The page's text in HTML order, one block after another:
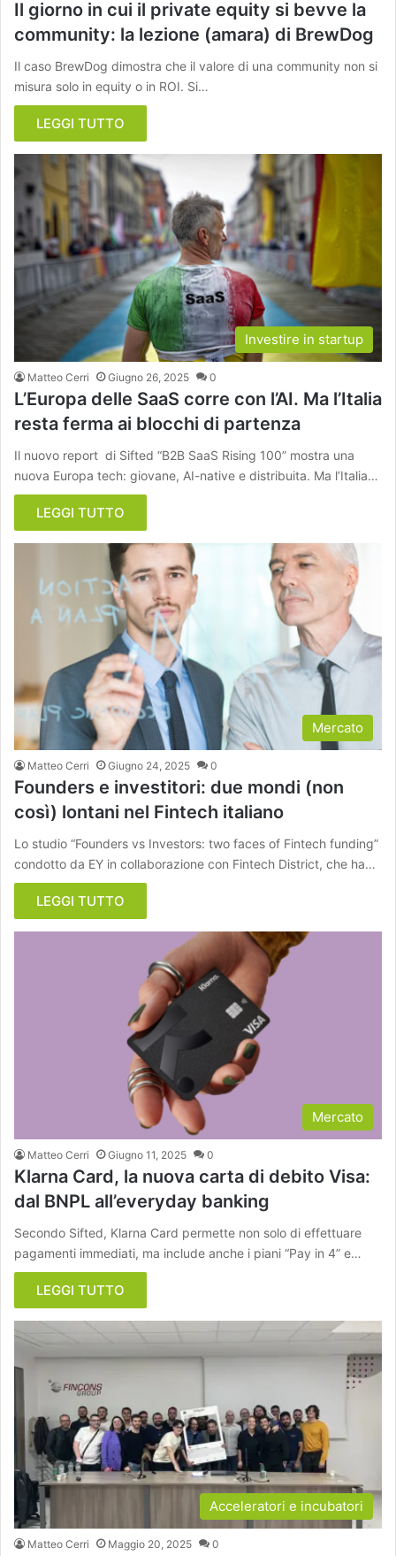
Il giorno in cui il private equity si bevve la
community: la lezione (amara) di BrewDog
Il caso BrewDog dimostra che il valore di una community non si
misura solo in equity o in ROI. Si…
LEGGI TUTTO
Investire in startup
Matteo Cerri Giugno 26, 2025 0
L’Europa delle SaaS corre con l’AI. Ma l’Italia
resta ferma ai blocchi di partenza
Il nuovo report di Sifted “B2B SaaS Rising 100” mostra una
nuova Europa tech: giovane, AI-native e distribuita. Ma l’Italia…
LEGGI TUTTO
Mercato
Matteo Cerri Giugno 24, 2025 0
Founders e investitori: due mondi (non
così) lontani nel Fintech italiano
Lo studio “Founders vs Investors: two faces of Fintech funding”
condotto da EY in collaborazione con Fintech District, che ha…
LEGGI TUTTO
Mercato
Matteo Cerri Giugno 11, 2025 0
Klarna Card, la nuova carta di debito Visa:
dal BNPL all’everyday banking
Secondo Sifted, Klarna Card permette non solo di effettuare
pagamenti immediati, ma include anche i piani “Pay in 4” e…
LEGGI TUTTO
Acceleratori e incubatori
Matteo Cerri Maggio 20, 2025 0